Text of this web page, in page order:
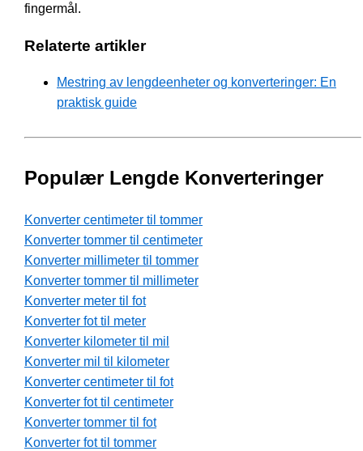
fingermål.
Relaterte artikler
Mestring av lengdeenheter og konverteringer: En
praktisk guide
Populær Lengde Konverteringer
Konverter centimeter til tommer
Konverter tommer til centimeter
Konverter millimeter til tommer
Konverter tommer til millimeter
Konverter meter til fot
Konverter fot til meter
Konverter kilometer til mil
Konverter mil til kilometer
Konverter centimeter til fot
Konverter fot til centimeter
Konverter tommer til fot
Konverter fot til tommer